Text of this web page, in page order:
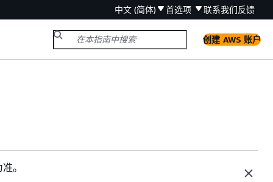
中文 (简体) 首选项 联系我们反馈
创建 AWS 账户
。